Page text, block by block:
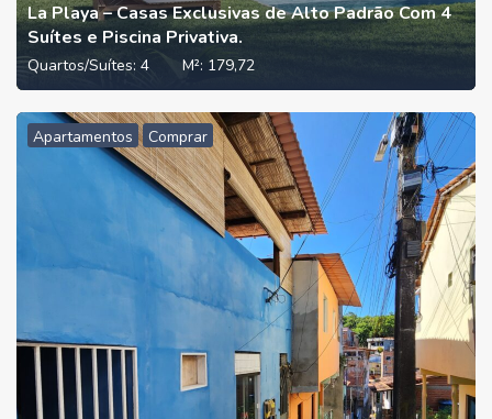
La Playa – Casas Exclusivas de Alto Padrão Com 4
Suítes e Piscina Privativa.
Quartos/Suítes: 4 M²: 179,72
Apartamentos Comprar